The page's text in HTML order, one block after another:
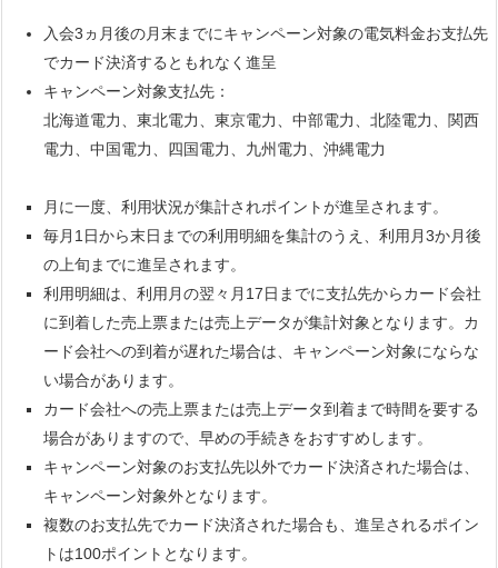
入会3ヵ月後の月末までにキャンペーン対象の電気料金お支払先
でカード決済するともれなく進呈
キャンペーン対象支払先：
北海道電力、東北電力、東京電力、中部電力、北陸電力、関西
電力、中国電力、四国電力、九州電力、沖縄電力
月に一度、利用状況が集計されポイントが進呈されます。
毎月1日から末日までの利用明細を集計のうえ、利用月3か月後
の上旬までに進呈されます。
利用明細は、利用月の翌々月17日までに支払先からカード会社
に到着した売上票または売上データが集計対象となります。カ
ード会社への到着が遅れた場合は、キャンペーン対象にならな
い場合があります。
カード会社への売上票または売上データ到着まで時間を要する
場合がありますので、早めの手続きをおすすめします。
キャンペーン対象のお支払先以外でカード決済された場合は、
キャンペーン対象外となります。
複数のお支払先でカード決済された場合も、進呈されるポイン
トは100ポイントとなります。